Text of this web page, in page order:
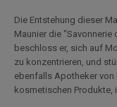
Die Entstehung dieser
Maunier die "Savonnerie
beschloss er, sich auf
zu konzentrieren, und
ebenfalls Apotheker von
kosmetischen Produkte,